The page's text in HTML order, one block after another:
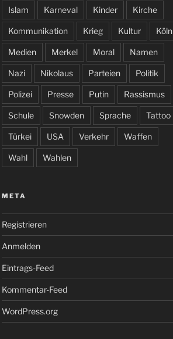
Islam Karneval Kinder Kirche
Kommunikation Krieg Kultur Köln
Medien Merkel Moral Namen
Nazi Nikolaus Parteien Politik
Polizei Presse Putin Rassismus
Schule Snowden Sprache Tattoo
Türkei USA Verkehr Waffen
Wahl Wahlen
META
Registrieren
Anmelden
Eintrags-Feed
Kommentar-Feed
WordPress.org